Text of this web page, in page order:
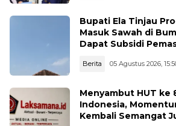
Bupati Ela Tinjau
Masuk Sawah di
Dapat Subsidi
Berita 05 Agustus 2026,
Menyambut HUT ke
Indonesia,
Kembali Semangat